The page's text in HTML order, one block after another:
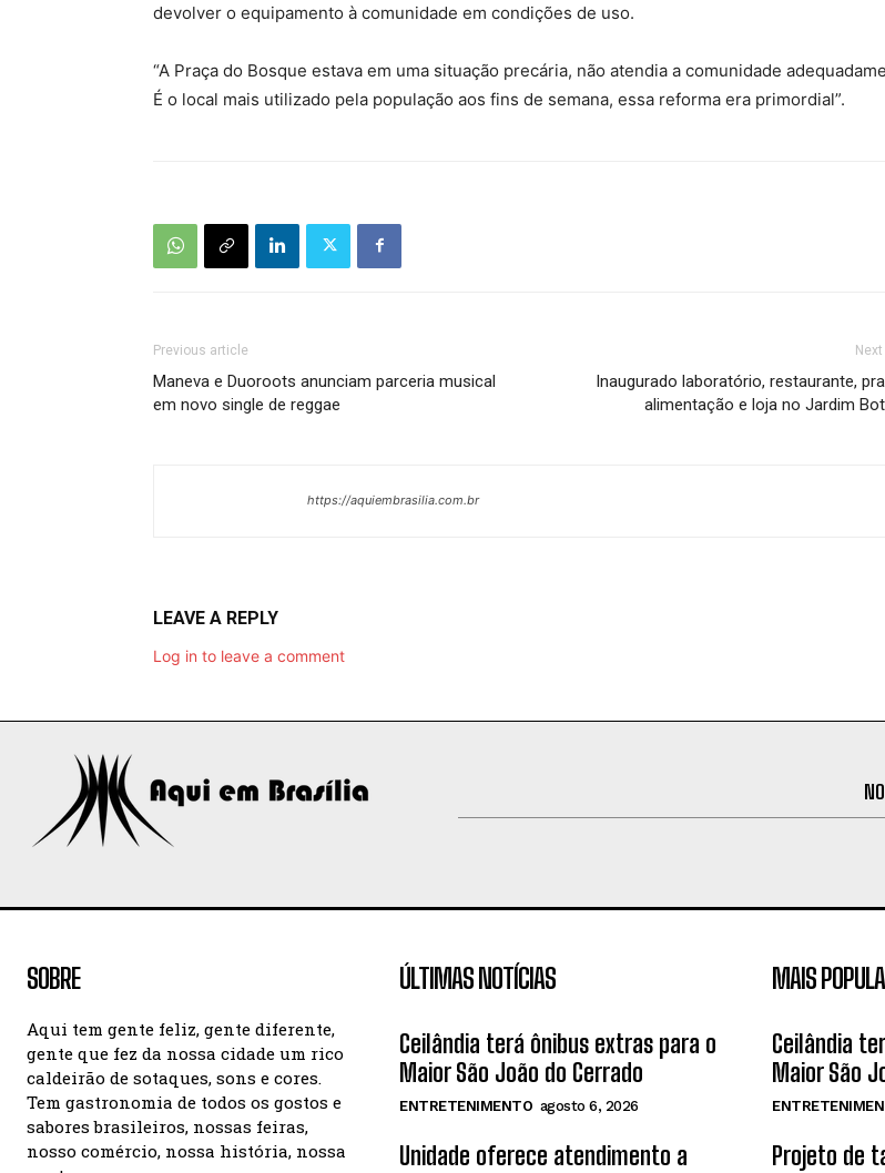
devolver o equipamento à comunidade em condições de uso.
“A Praça do Bosque estava em uma situação precária, não atendia a comunidade
É o local mais utilizado pela população aos fins de semana, essa reforma era primordial”.
Previous article
Maneva e Duoroots anunciam parceria musical
em novo single de reggae
Inaugurado laboratório, restaurante,
alimentação e loja no Jardim
https://aquiembrasilia.com.br
LEAVE A REPLY
Log in to leave a comment
SOBRE
Aqui tem gente feliz, gente diferente,
gente que fez da nossa cidade um rico
caldeirão de sotaques, sons e cores.
Tem gastronomia de todos os gostos e
sabores brasileiros, nossas feiras,
nosso comércio, nossa história, nossa
ÚLTIMAS NOTÍCIAS
Ceilândia terá ônibus extras para o
Maior São João do Cerrado
ENTRETENIMENTO agosto 6, 2026
Unidade oferece atendimento a
MAIS
Ceilândia
Maior São
Projeto de